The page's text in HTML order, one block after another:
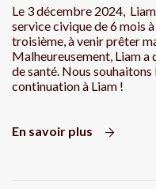
Le 3 décembre 2024,
service civique de 6 mois
troisième, à venir prêter
Malheureusement, Liam a
de santé. Nous
continuation à Liam !
En savoir plus